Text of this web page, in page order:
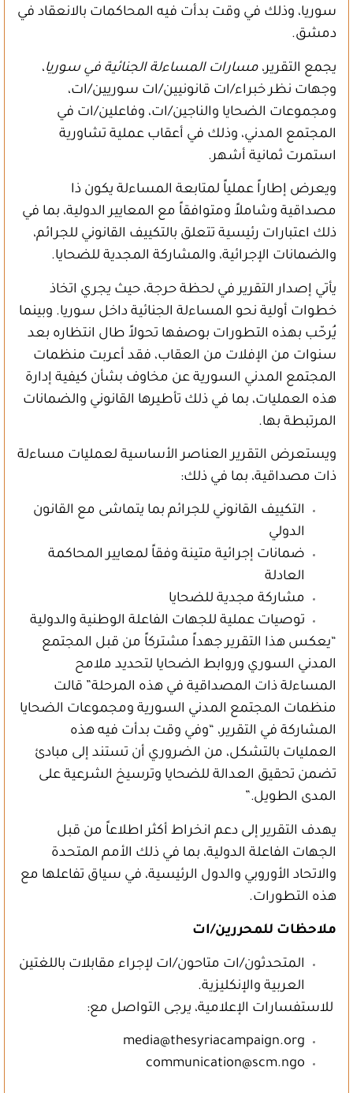
سوريا، وذلك في وقت بدأت فيه المحاكمات بالانعقاد في
دمشق.
يجمع التقرير، مسارات المساءلة الجنائية في سوريا،
وجهات نظر خبراء/ات قانونيين/ات سوريين/ات،
ومجموعات الضحايا والناجين/ات، وفاعلين/ات في
المجتمع المدني، وذلك في أعقاب عملية تشاورية
استمرت ثمانية أشهر.
ويعرض إطاراً عملياً لمتابعة المساءلة يكون ذا
مصداقية وشاملاً ومتوافقاً مع المعايير الدولية، بما في
ذلك اعتبارات رئيسية تتعلق بالتكييف القانوني للجرائم،
والضمانات الإجرائية، والمشاركة المجدية للضحايا.
يأتي إصدار التقرير في لحظة حرجة، حيث يجري اتخاذ
خطوات أولية نحو المساءلة الجنائية داخل سوريا. وبينما
يُرحّب بهذه التطورات بوصفها تحولاً طال انتظاره بعد
سنوات من الإفلات من العقاب، فقد أعربت منظمات
المجتمع المدني السورية عن مخاوف بشأن كيفية إدارة
هذه العمليات، بما في ذلك تأطيرها القانوني والضمانات
المرتبطة بها.
ويستعرض التقرير العناصر الأساسية لعمليات مساءلة
ذات مصداقية، بما في ذلك:
التكييف القانوني للجرائم بما يتماشى مع القانون
الدولي
ضمانات إجرائية متينة وفقاً لمعايير المحاكمة
العادلة
مشاركة مجدية للضحايا
توصيات عملية للجهات الفاعلة الوطنية والدولية
“يعكس هذا التقرير جهداً مشتركاً من قبل المجتمع
المدني السوري وروابط الضحايا لتحديد ملامح
المساءلة ذات المصداقية في هذه المرحلة” قالت
منظمات المجتمع المدني السورية ومجموعات الضحايا
المشاركة في التقرير، “وفي وقت بدأت فيه هذه
العمليات بالتشكل، من الضروري أن تستند إلى مبادئ
تضمن تحقيق العدالة للضحايا وترسيخ الشرعية على
المدى الطويل.”
يهدف التقرير إلى دعم انخراط أكثر اطلاعاً من قبل
الجهات الفاعلة الدولية، بما في ذلك الأمم المتحدة
والاتحاد الأوروبي والدول الرئيسية، في سياق تفاعلها مع
هذه التطورات.
ملاحظات للمحررين/ات
المتحدثون/ات متاحون/ات لإجراء مقابلات باللغتين
العربية والإنكليزية.
للاستفسارات الإعلامية، يرجى التواصل مع:
media@thesyriacampaign.org
communication@scm.ngo